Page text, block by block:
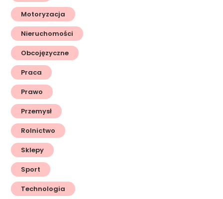
Motoryzacja
Nieruchomości
Obcojęzyczne
Praca
Prawo
Przemysł
Rolnictwo
Sklepy
Sport
Technologia